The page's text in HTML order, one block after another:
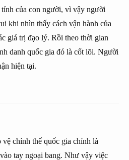
của con người, vì vậy người
khi nhìn thấy cách vận hành của
giá trị đạo lý. Rồi theo thời gian
danh quốc gia đó là cốt lõi. Người
hiện tại.
chính thể quốc gia chính là
tay ngoại bang. Như vậy việc